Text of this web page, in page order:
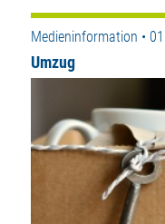
Medieninformation •
Umzug